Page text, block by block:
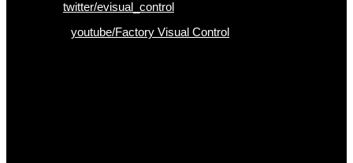
twitter/evisual_control
youtube/Factory Visual Control